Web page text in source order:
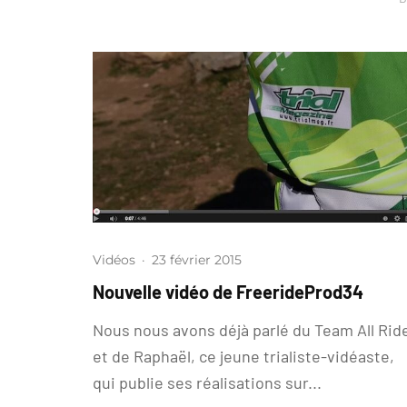
Vidéos · 23 février 2015
Nouvelle vidéo de FreerideProd34
Nous nous avons déjà parlé du Team All
et de Raphaël, ce jeune trialiste-vidéaste,
qui publie ses réalisations sur...